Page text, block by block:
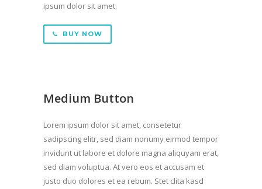
ipsum dolor sit amet.
BUY NOW
Medium Button
Lorem ipsum dolor sit amet, consetetur
sadipscing elitr, sed diam nonumy eirmod tempor
invidunt ut labore et dolore magna aliquyam erat,
sed diam voluptua. At vero eos et accusam et
justo duo dolores et ea rebum. Stet clita kasd